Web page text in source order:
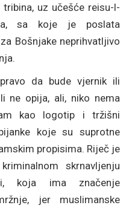
tribina, uz učešće reisu-l-
sa koje je poslata
Bošnjake neprihvatljivo
da bude vjernik ili
ne opija, ali, niko nema
kao logotip i tržišni
koje su suprotne
propisima. Riječ je
skrnavljenju
koja ima značenje
jer muslimanske